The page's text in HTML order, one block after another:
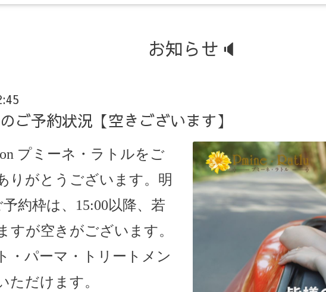
お知らせ🔈
ご予約状況【空きございます】
プミーネ・ラトルをご
りがとうございます。明
約枠は、15:00以降、若
すが空きがございます。
・パーマ・トリートメン
ただけます。